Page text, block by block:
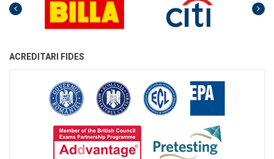
ACREDITARI FIDES